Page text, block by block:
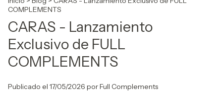
COMPLEMENTS
CARAS - Lanzamiento
Exclusivo de FULL
COMPLEMENTS
Publicado el 17/05/2026 por Full Complements